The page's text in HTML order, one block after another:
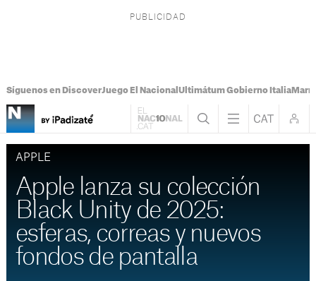
Síguenos en DiscoverJuego El Nacional Ultimátum Gobierno Italia
APPLE
Apple lanza su colección
Black Unity de 2025:
esferas, correas y nuevos
fondos de pantalla